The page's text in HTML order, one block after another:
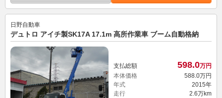
日野自動車
デュトロ アイチ製SK17A 17.1m 高所作業車 ブーム自動格納
支払総額 598.0万円
本体価格
588.0万円
年式
2015年
走行
2.6万km